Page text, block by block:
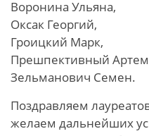
Воронина Ульяна,
Оксак Георгий,
Гроицкий Марк,
Прешпективный
Зельманович Семен.
Поздравляем
желаем дальнейших